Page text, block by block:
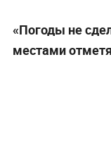
«Погоды не
местами